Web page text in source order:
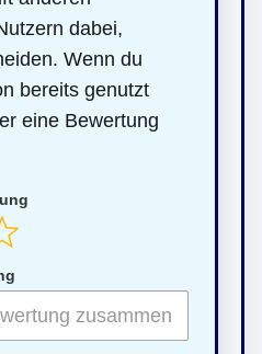
dabei,
Wenn du
bereits genutzt
eine Bewertung